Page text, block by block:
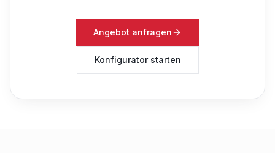
Angebot anfragen
Konfigurator starten